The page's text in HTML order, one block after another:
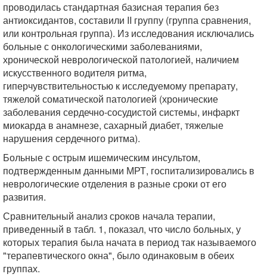
проводилась стандартная базисная терапия без
антиоксидантов, составили II группу (группа сравнения,
или контрольная группа). Из исследования исключались
больные с онкологическими заболеваниями,
хронической неврологической патологией, наличием
искусственного водителя ритма,
гиперчувствительностью к исследуемому препарату,
тяжелой соматической патологией (хронические
заболевания сердечно-сосудистой системы, инфаркт
миокарда в анамнезе, сахарный диабет, тяжелые
нарушения сердечного ритма).
Больные с острым ишемическим инсультом,
подтвержденным данными МРТ, госпитализировались в
неврологические отделения в разные сроки от его
развития.
Сравнительный анализ сроков начала терапии,
приведенный в табл. 1, показал, что число больных, у
которых терапия была начата в период так называемого
"терапевтического окна", было одинаковым в обеих
группах.